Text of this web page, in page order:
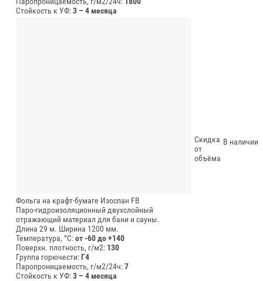
Стойкость к УФ:3 – 4 месяца
Фольга на крафт-бумаге Изоспан FB
Паро-гидроизоляционный двухслойный
отражающий материал для бани и сауны.
Длина 29 м. Ширина 1200 мм.
Температура, °C:от -60 до +140
Поверхн. плотность, г/м2: 130
Группа горючести:Г4
Паропроницаемость, г/м2/24ч:7
Стойкость к УФ:3 – 4 месяца
Скидка
от
объёма
В наличии